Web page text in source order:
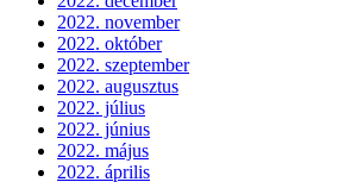
2022. november
2022. október
2022. szeptember
2022. augusztus
2022. július
2022. június
2022. május
2022. április